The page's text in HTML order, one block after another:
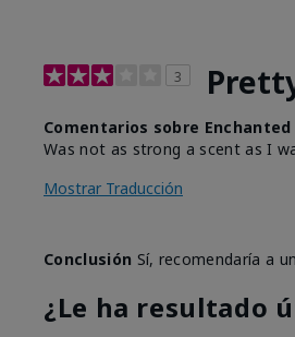
3
Comentarios sobre
Was not as strong a scent as I
Mostrar Traducción
Conclusión Sí, recomendaría a
¿Le ha resultado